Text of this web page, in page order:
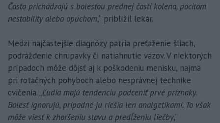
Často prichádzajú s bolesťou prednej časti kolena, pocitom
nestability alebo opuchom,“ priblížil lekár.
Medzi najčastejšie diagnózy patria preťaženie šliach,
podráždenie chrupavky či natiahnutie väzov. V niektorých
prípadoch môže dôjsť aj k poškodeniu menisku, najmä
pri rotačných pohyboch alebo nesprávnej technike
cvičenia. „Ľudia majú tendenciu podceniť prvé príznaky.
Bolesť ignorujú, prípadne ju riešia len analgetikami. To však
môže viesť k zhoršeniu stavu a predĺženiu liečby,“